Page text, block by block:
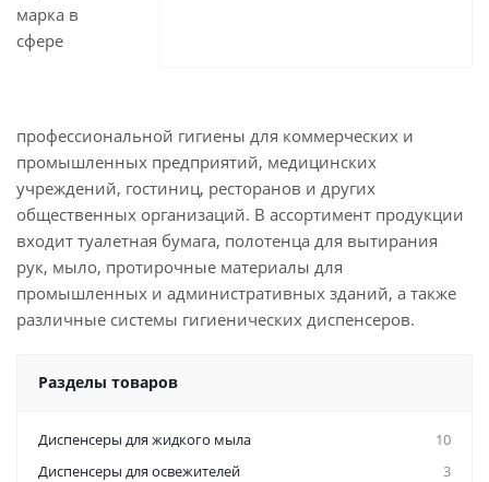
марка в
сфере
профессиональной гигиены для коммерческих и
промышленных предприятий, медицинских
учреждений, гостиниц, ресторанов и других
общественных организаций. В ассортимент продукции
входит туалетная бумага, полотенца для вытирания
рук, мыло, протирочные материалы для
промышленных и административных зданий, а также
различные системы гигиенических диспенсеров.
Разделы товаров
Диспенсеры для жидкого мыла
10
Диспенсеры для освежителей
3